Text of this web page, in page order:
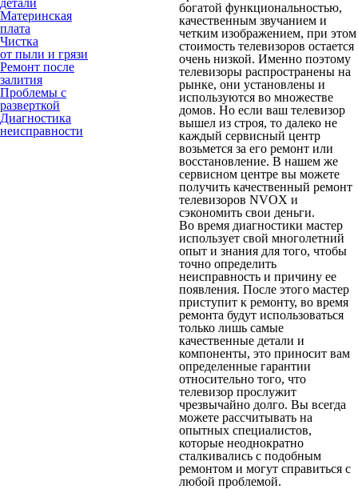
детали
Материнская
плата
Чистка
от пыли и грязи
Ремонт после
залития
Проблемы с
разверткой
Диагностика
неисправности
богатой функциональностью,
качественным звучанием и
четким изображением, при этом
стоимость телевизоров остается
очень низкой. Именно поэтому
телевизоры распространены на
рынке, они установлены и
используются во множестве
домов. Но если ваш телевизор
вышел из строя, то далеко не
каждый сервисный центр
возьмется за его ремонт или
восстановление. В нашем же
сервисном центре вы можете
получить качественный ремонт
телевизоров NVOX и
сэкономить свои деньги.
Во время диагностики мастер
использует свой многолетний
опыт и знания для того, чтобы
точно определить
неисправность и причину ее
появления. После этого мастер
приступит к ремонту, во время
ремонта будут использоваться
только лишь самые
качественные детали и
компоненты, это приносит вам
определенные гарантии
относительно того, что
телевизор прослужит
чрезвычайно долго. Вы всегда
можете рассчитывать на
опытных специалистов,
которые неоднократно
сталкивались с подобным
ремонтом и могут справиться с
любой проблемой.